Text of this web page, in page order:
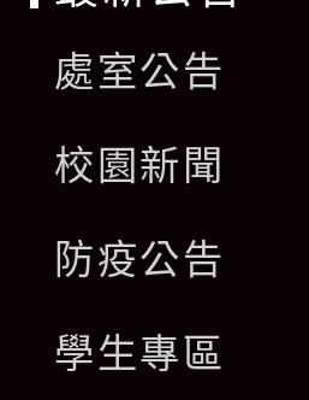
處室公告
校園新聞
防疫公告
學生專區